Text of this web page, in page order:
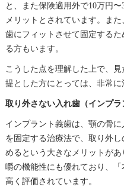
と、また保険適用外で10万円
メリットとされています。ま
歯にフィットさせて固定する
る方もいます。
こうした点を理解した上で、
提とした方にとっては、非常に
取り外さない入れ歯（インプ
インプラント義歯は、顎の骨
を固定する治療法で、取り外
めるという大きなメリットが
嚼の機能性にも優れており、
高く評価されています。